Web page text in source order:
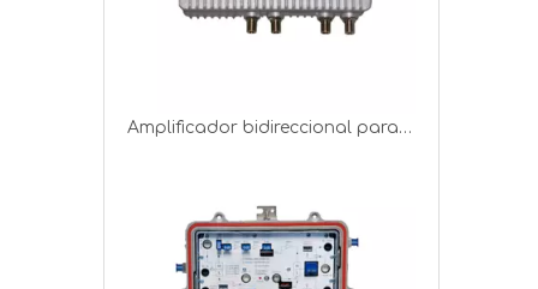
Amplificador bidireccional para exteriores CATF Line Amplifier WF-1032-KL